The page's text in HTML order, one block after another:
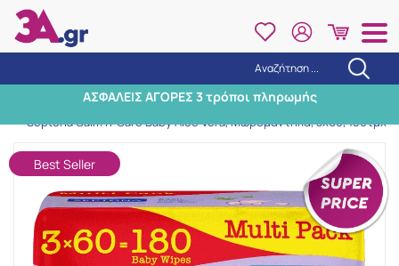
Αναζήτηση ...
ΑΣΦΑΛΕΙΣ ΑΓΟΡΕΣ 3 τρόποι πληρωμής
Αναζήτηση
Εταιρίες Septona
Septona Calm n' Care Baby Aloe Vera, Μωρομάντηλα, 3x60, 180τμχ
Best Seller